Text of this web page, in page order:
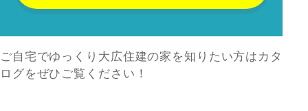
ご自宅でゆっくり大広住建の家を知りたい方はカタ
ログをぜひご覧ください！